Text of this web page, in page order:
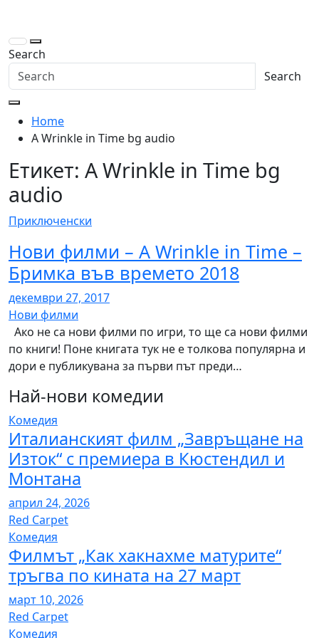
content
Search
Search
Home
A Wrinkle in Time bg audio
Етикет: A Wrinkle in Time bg
audio
Приключенски
Нови филми – A Wrinkle in Time –
Бримка във времето 2018
декември 27, 2017
Нови филми
Ако не са нови филми по игри, то ще са нови филми
по книги! Поне книгата тук не е толкова популярна и
дори е публикувана за първи път преди…
Най-нови комедии
Комедия
Италианският филм „Завръщане на
Изток“ с премиера в Кюстендил и
Монтана
април 24, 2026
Red Carpet
Комедия
Филмът „Как хакнахме матурите“
тръгва по кината на 27 март
март 10, 2026
Red Carpet
Комедия